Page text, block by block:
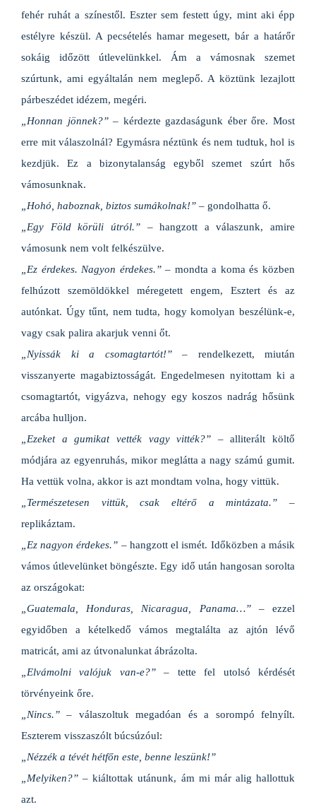
fehér ruhát a színestől. Eszter sem festett úgy, mint aki épp
estélyre készül. A pecsételés hamar megesett, bár a határőr
sokáig időzött útlevelünkkel. Ám a vámosnak szemet
szúrtunk, ami egyáltalán nem meglepő. A köztünk lezajlott
párbeszédet idézem, megéri.
„Honnan jönnek?”– kérdezte gazdaságunk éber őre. Most
erre mit válaszolnál? Egymásra néztünk és nem tudtuk, hol is
kezdjük. Ez a bizonytalanság egyből szemet szúrt hős
vámosunknak.
„Hohó, haboznak, biztos sumákolnak!” – gondolhatta ő.
„Egy Föld körüli útról.”– hangzott a válaszunk, amire
vámosunk nem volt felkészülve.
„Ez érdekes. Nagyon érdekes.”– mondta a koma és közben
felhúzott szemöldökkel méregetett engem, Esztert és az
autónkat. Úgy tűnt, nem tudta, hogy komolyan beszélünk-e,
vagy csak palira akarjuk venni őt.
„Nyissák ki a csomagtartót!” – rendelkezett, miután
visszanyerte magabiztosságát. Engedelmesen nyitottam ki a
csomagtartót, vigyázva, nehogy egy koszos nadrág hősünk
arcába hulljon.
„Ezeket a gumikat vették vagy vitték?” – alliterált költő
módjára az egyenruhás, mikor meglátta a nagy számú gumit.
Ha vettük volna, akkor is azt mondtam volna, hogy vittük.
„Természetesen vittük, csak eltérő a mintázata.” –
replikáztam.
„Ez nagyon érdekes.” – hangzott el ismét. Időközben a másik
vámos útlevelünket böngészte. Egy idő után hangosan sorolta
az országokat:
„Guatemala, Honduras, Nicaragua, Panama…”– ezzel
egyidőben a kételkedő vámos megtalálta az ajtón lévő
matricát, ami az útvonalunkat ábrázolta.
„Elvámolni valójuk van-e?”– tette fel utolsó kérdését
törvényeink őre.
„Nincs.”– válaszoltuk megadóan és a sorompó felnyílt.
Eszterem visszaszólt búcsúzóul:
„Nézzék a tévét hétfőn este, benne leszünk!”
„Melyiken?” – kiáltottak utánunk, ám mi már alig hallottuk
azt.